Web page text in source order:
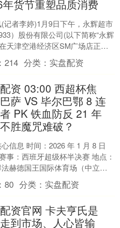
货节重塑品质消费
记者李婷)1月9日下午，永辉超市
）股份有限公司(以下简称“永辉
天津空港经济区SM广场店正式
2026年货节战略，本届年货节
214 分类： 实盘配资
资 03:00 西超杯焦
萨 VS 毕尔巴鄂 8 连
PK 铁血防反 21 年
胜魔咒难破？
信息 时间：2026 年 1 月 8 日
事：西班牙超级杯半决赛 地点：
赫德国王国际体育场（中立场
点：卫冕冠军冲击决赛 V....
80 分类： 实盘配资
资官网 卡夫亨氏是
到市场、人心皆输